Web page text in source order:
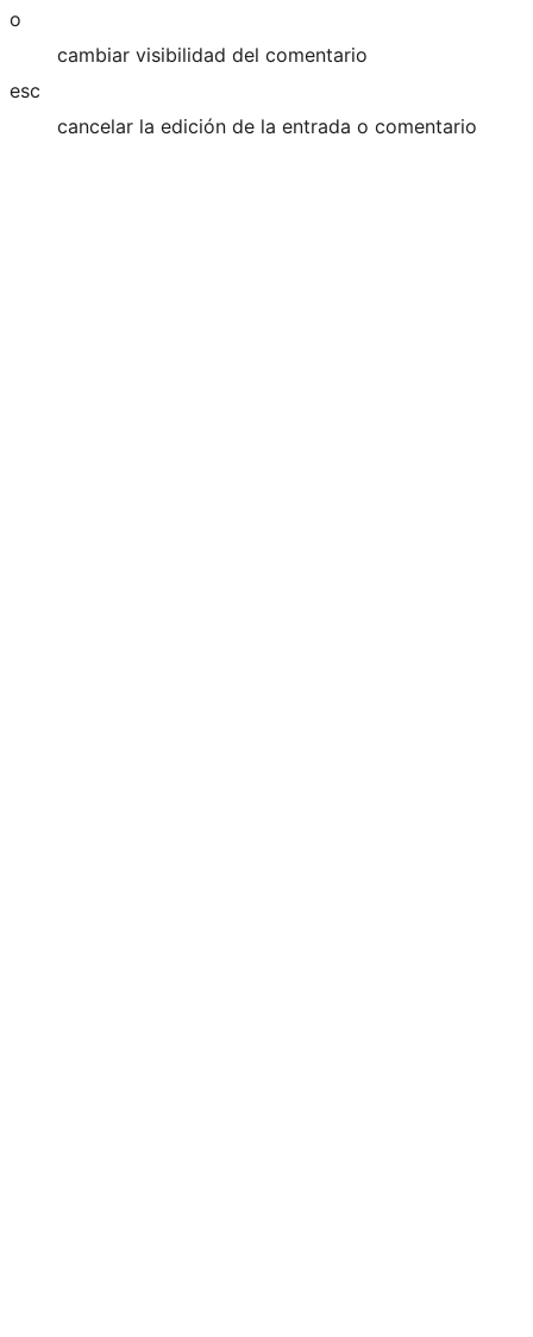
o
cambiar visibilidad del comentario
esc
cancelar la edición de la entrada o comentario